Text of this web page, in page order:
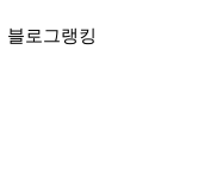
블로그랭킹